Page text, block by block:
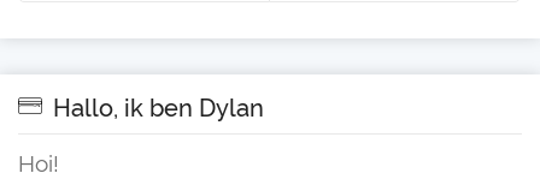
Hallo, ik ben Dylan
Hoi!